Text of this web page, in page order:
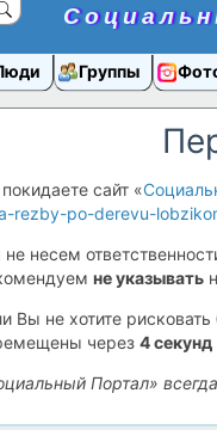
Группы
сайт «
rezby-po-derevu-
несем
не указывать
Вы не хотите
через 4секунд
Портал»